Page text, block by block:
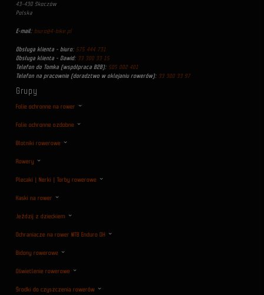
43-430 Skoczów
Polska
E-mail: biuro@4-bike.pl
Obsługa klienta - biuro: 575 444 731
Obsługa klienta - Dawid: 33 300 33 15
Telefon do Tomka (współpraca B2B): 505 002 401
Telefon na pracownie (doradztwo w oklejaniu rowerów): 33 300 33 97
Grupy
Folie ochronne na rower
Folie ochronne ozdobne
Błotniki rowerowe
Rowery
Plecaki | Nerki | Torby rowerowe
Kaski na rower
Jeździj z dzieckiem
Ochraniacze na rower MTB Enduro DH
Bidony rowerowe
Oświetlenie rowerowe
Środki do czyszczenia rowerów